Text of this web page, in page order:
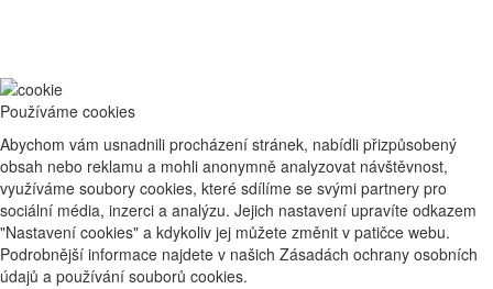
Používáme cookies
Abychom vám usnadnili procházení stránek, nabídli přizpůsobený
obsah nebo reklamu a mohli anonymně analyzovat návštěvnost,
využíváme soubory cookies, které sdílíme se svými partnery pro
sociální média, inzerci a analýzu. Jejich nastavení upravíte odkazem
"Nastavení cookies" a kdykoliv jej můžete změnit v patičce webu.
Podrobnější informace najdete v našich Zásadách ochrany osobních
údajů a používání souborů cookies.